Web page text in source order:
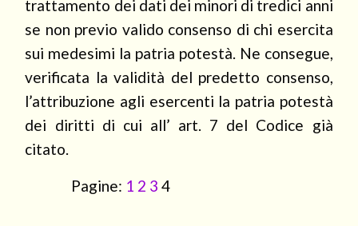
trattamento dei dati dei minori di tredici anni
se non previo valido consenso di chi esercita
sui medesimi la patria potestà. Ne consegue,
verificata la validità del predetto consenso,
l’attribuzione agli esercenti la patria potestà
dei diritti di cui all’ art. 7 del Codice già
citato.
Pagine: 1 2 3 4